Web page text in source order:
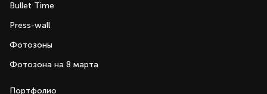
Bullet Time
Press-wall
Фотозоны
Фотозона на 8 марта
Портфолио